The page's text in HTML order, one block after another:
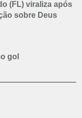
(FL) viraliza após
sobre Deus
gol